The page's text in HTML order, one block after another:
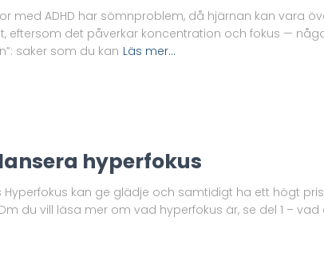
med ADHD har sömnproblem, då hjärnan kan vara
eftersom det påverkar koncentration och fokus —
saker som du kan Läs mer…
hyperfokus
kan ge glädje och samtidigt ha ett högt
du vill läsa mer om vad hyperfokus är, se del 1 –